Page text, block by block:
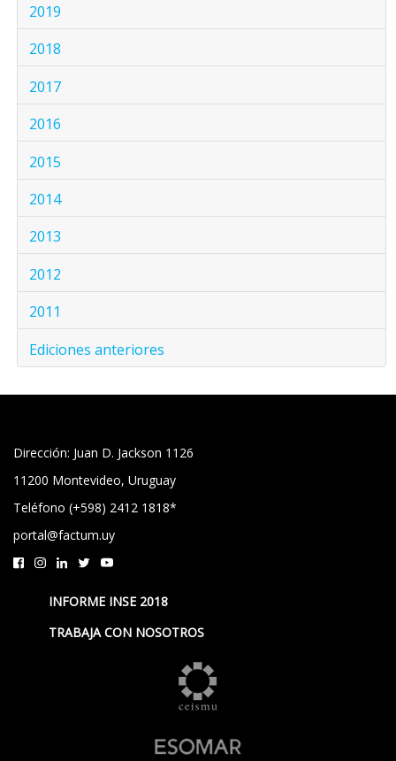
2019
2018
2017
2016
2015
2014
2013
2012
2011
Ediciones anteriores
Dirección: Juan D. Jackson 1126
11200 Montevideo, Uruguay
Teléfono (+598) 2412 1818*
portal@factum.uy
INFORME INSE 2018
TRABAJA CON NOSOTROS